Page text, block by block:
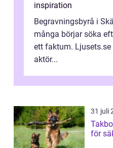
inspiration
Begravningsbyrå i
många börjar söka
ett faktum. Ljusets.se
aktör...
31 juli
Takbox bil så väljer
för